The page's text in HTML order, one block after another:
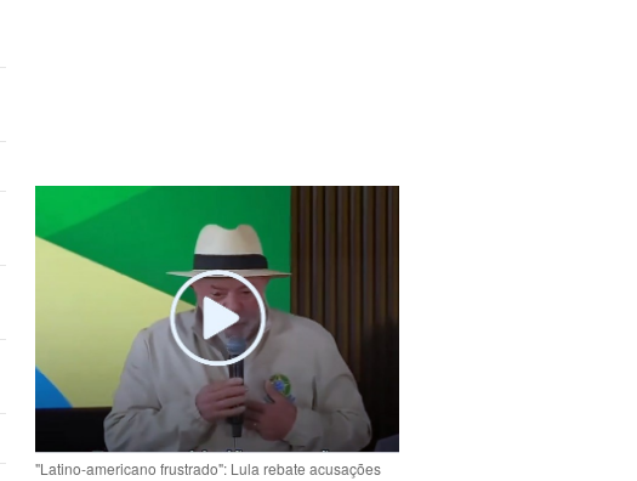
"Latino-americano frustrado": Lula rebate acusações